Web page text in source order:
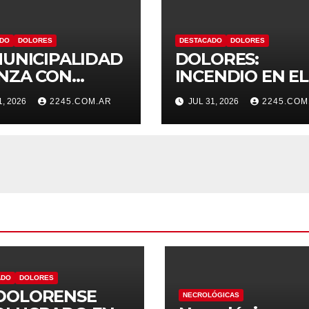
DOLORES
CON
EN EL
HÍDRICO
2026 2245.COM.AR
DESTACADO DOLORES
DOLORES:
INCENDIO EN EL
COMEDOR DE
VIVIENDA FUE
CONTROLADO
JUL 31, 2026
DOLORES
NECROLÓGICAS